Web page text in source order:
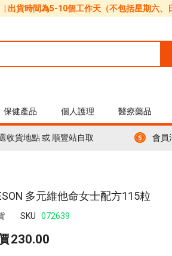
出貨時間為5-10個工作天（不包括星期六、
保健產品 個人護理 醫療藥品
收貨地點 或 順豐站自取 會員
多元維他命女士配方115粒
SKU 072639
230.00